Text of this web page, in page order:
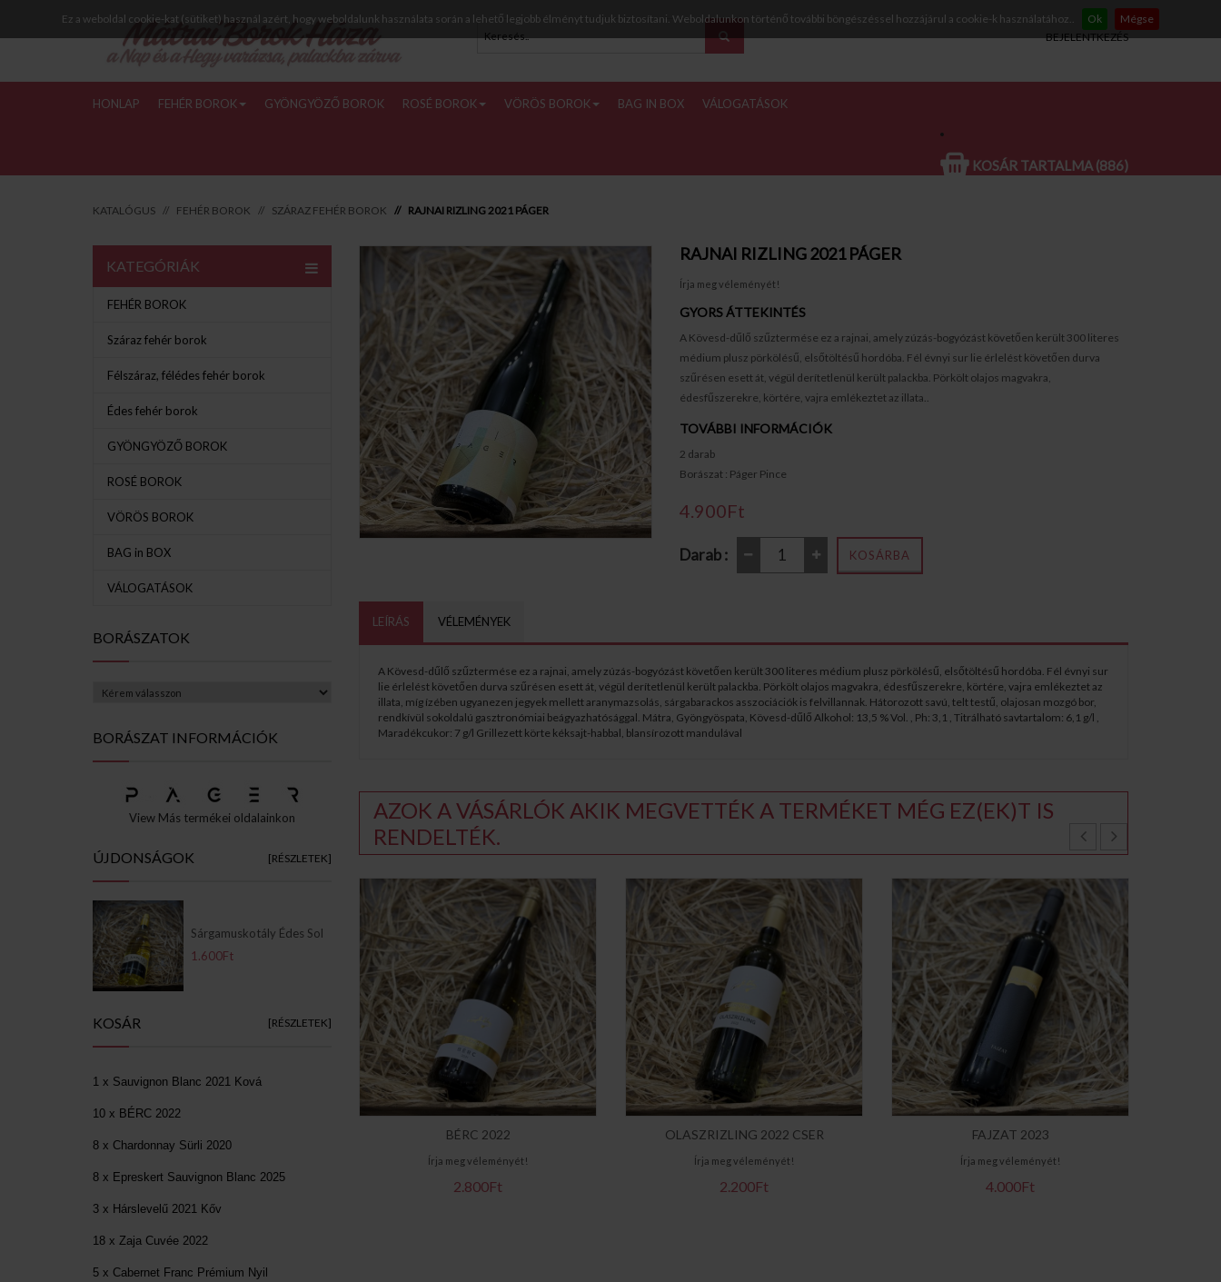
Ez a weboldal cookie-kat (sütiket) használ azért, hogy weboldalunk használata során a lehető legjobb élményt tudjuk biztosítani. Weboldalunkon történő további böngészéssel hozzájárul a cookie-k használatához.. Ok
Mégse
BEJELENTKEZÉS
HONLAP FEHÉR BOROK GYÖNGYÖZŐ BOROK ROSÉ BOROK VÖRÖS BOROK BAG IN BOX VÁLOGATÁSOK
KOSÁR TARTALMA (886)
KATALÓGUS FEHÉR BOROK SZÁRAZ FEHÉR BOROK RAJNAI RIZLING 2021 PÁGER
RAJNAI RIZLING 2021 PÁGER
Írja meg véleményét!
GYORS ÁTTEKINTÉS
A Kövesd-dűlő szűztermése ez a rajnai, amely zúzás-bogyózást követően került 300 literes
médium plusz pörkölésű, elsőtöltésű hordóba. Fél évnyi sur lie érlelést követően durva
szűrésen esett át, végül derítetlenül került palackba. Pörkölt olajos magvakra,
édesfűszerekre, körtére, vajra emlékeztet az illata..
TOVÁBBI INFORMÁCIÓK
2 darab
Borászat : Páger Pince
4.900Ft
Darab : KOSÁRBA
LEÍRÁS VÉLEMÉNYEK
A Kövesd-dűlő szűztermése ez a rajnai, amely zúzás-bogyózást követően került 300 literes médium plusz pörkölésű, elsőtöltésű hordóba. Fél évnyi sur
lie érlelést követően durva szűrésen esett át, végül derítetlenül került palackba. Pörkölt olajos magvakra, édesfűszerekre, körtére, vajra emlékeztet az
illata, míg ízében ugyanezen jegyek mellett aranymazsolás, sárgabarackos asszociációk is felvillannak. Hátorozott savú, telt testű, olajosan mozgó bor,
rendkívül sokoldalú gasztronómiai beágyazhatósággal. Mátra, Gyöngyöspata, Kövesd-dűlő Alkohol: 13,5 % Vol. , Ph: 3,1 , Titrálható savtartalom: 6,1 g/l ,
Maradékcukor: 7 g/l Grillezett körte kéksajt-habbal, blansírozott mandulával
AZOK A VÁSÁRLÓK AKIK MEGVETTÉK A TERMÉKET MÉG EZ(EK)T IS
RENDELTÉK.
BÉRC 2022
Írja meg véleményét!
2.800Ft
OLASZRIZLING 2022 CSER
Írja meg véleményét!
2.200Ft
FAJZAT 2023
Írja meg véleményét!
4.000Ft
KATEGÓRIÁK
FEHÉR BOROK
Száraz fehér borok
Félszáraz, félédes fehér borok
Édes fehér borok
GYÖNGYÖZŐ BOROK
ROSÉ BOROK
VÖRÖS BOROK
BAG in BOX
VÁLOGATÁSOK
BORÁSZATOK
BORÁSZAT INFORMÁCIÓK
View Más termékei oldalainkon
ÚJDONSÁGOK [RÉSZLETEK]
Sárgamuskotály Édes Sol
1.600Ft
KOSÁR [RÉSZLETEK]
1 x Sauvignon Blanc 2021 Ková
10 x BÉRC 2022
8 x Chardonnay Sürli 2020
8 x Epreskert Sauvignon Blanc 2025
3 x Hárslevelű 2021 Kőv
18 x Zaja Cuvée 2022
5 x Cabernet Franc Prémium Nyil